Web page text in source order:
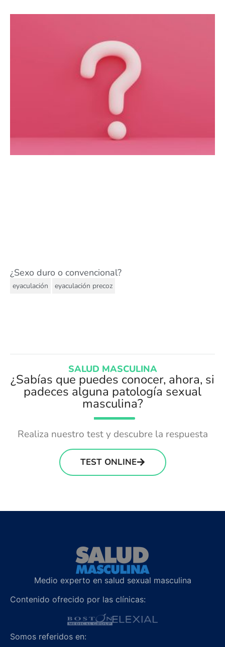
¿Sexo duro o convencional?
eyaculación eyaculación precoz
SALUD MASCULINA
¿Sabías que puedes conocer, ahora, si
padeces alguna patología sexual
masculina?
Realiza nuestro test y descubre la respuesta
TEST ONLINE
Medio experto en salud sexual masculina
Contenido ofrecido por las clínicas:
Somos referidos en: